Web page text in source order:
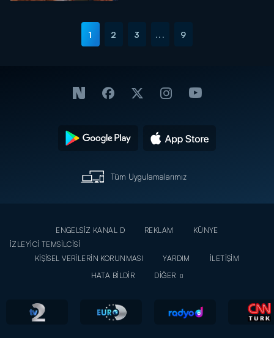
1 2 3 ... 9
Tüm Uygulamalarımız
ENGELSİZ KANAL D REKLAM
KÜNYE
İZLEYİCİ TEMSİLCİSİ
KİŞİSEL VERİLERİN KORUNMASI
YARDIM
İLETİŞİM
HATA BİLDİR
DİĞER